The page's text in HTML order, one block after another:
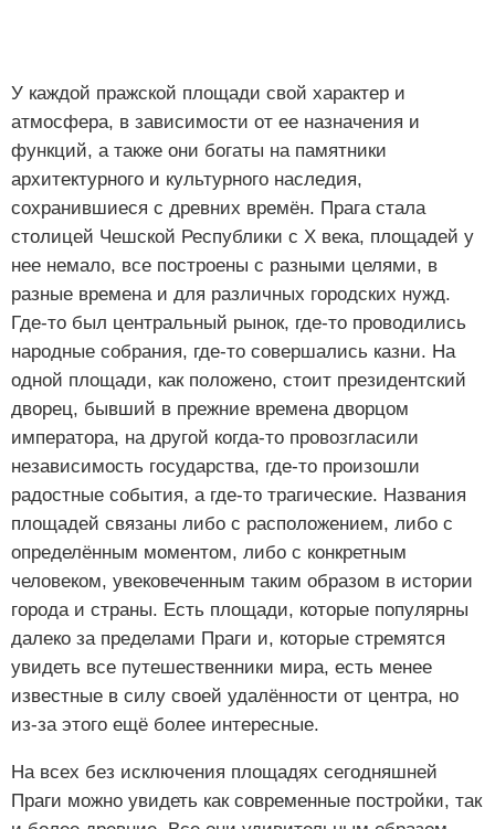
У каждой пражской площади свой характер и
атмосфера, в зависимости от ее назначения и
функций, а также они богаты на памятники
архитектурного и культурного наследия,
сохранившиеся с древних времён. Прага стала
столицей Чешской Республики с Х века, площадей у
нее немало, все построены с разными целями, в
разные времена и для различных городских нужд.
Где-то был центральный рынок, где-то проводились
народные собрания, где-то совершались казни. На
одной площади, как положено, стоит президентский
дворец, бывший в прежние времена дворцом
императора, на другой когда-то провозгласили
независимость государства, где-то произошли
радостные события, а где-то трагические. Названия
площадей связаны либо с расположением, либо с
определённым моментом, либо с конкретным
человеком, увековеченным таким образом в истории
города и страны. Есть площади, которые популярны
далеко за пределами Праги и, которые стремятся
увидеть все путешественники мира, есть менее
известные в силу своей удалённости от центра, но
из-за этого ещё более интересные.
На всех без исключения площадях сегодняшней
Праги можно увидеть как современные постройки, так